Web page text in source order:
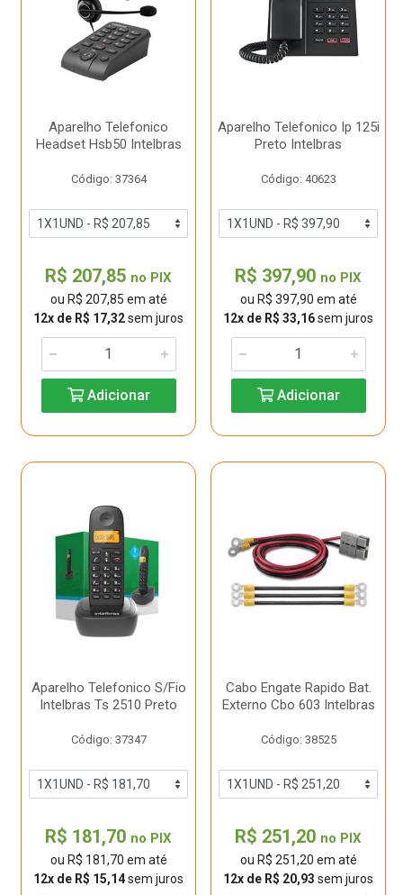
Aparelho Telefonico
Headset Hsb50 Intelbras
Código: 37364
R$ 207,85 no PIX
ou R$ 207,85 em até
12x de R$ 17,32sem juros
Adicionar
Aparelho Telefonico Ip 125i
Preto Intelbras
Código: 40623
R$ 397,90 no PIX
ou R$ 397,90 em até
12x de R$ 33,16sem juros
Adicionar
Aparelho Telefonico S/Fio
Intelbras Ts 2510 Preto
Código: 37347
R$ 181,70 no PIX
ou R$ 181,70 em até
12x de R$ 15,14sem juros
Cabo Engate Rapido Bat.
Externo Cbo 603 Intelbras
Código: 38525
R$ 251,20 no PIX
ou R$ 251,20 em até
12x de R$ 20,93 sem juros